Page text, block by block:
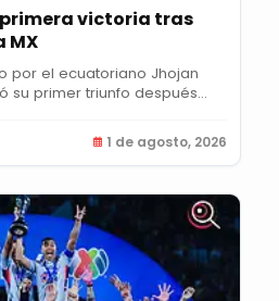
victoria tras
MX
por el ecuatoriano Jhojan
su primer triunfo después...
1 de agosto, 2026